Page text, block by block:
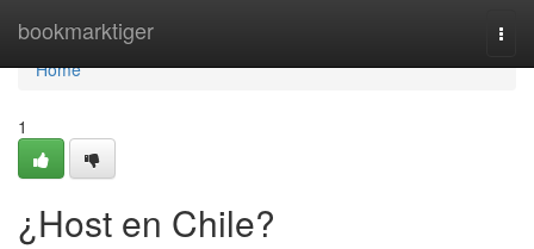
bookmarktiger
Home
Home
1
¿Host en Chile?